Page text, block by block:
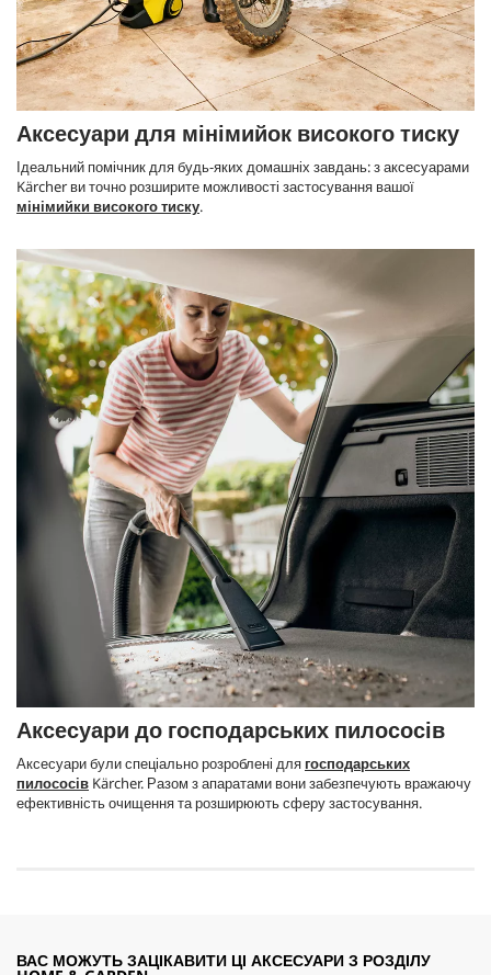
Аксесуари для мінімийок високого тиску
Ідеальний помічник для будь-яких домашніх завдань: з аксесуарами
Kärcher ви точно розширите можливості застосування вашої
мінімийки високого тиску.
Аксесуари до господарських пилососів
Аксесуари були спеціально розроблені для господарських
пилососів Kärcher. Разом з апаратами вони забезпечують вражаючу
ефективність очищення та розширюють сферу застосування.
ВАС МОЖУТЬ ЗАЦІКАВИТИ ЦІ АКСЕСУАРИ З РОЗДІЛУ